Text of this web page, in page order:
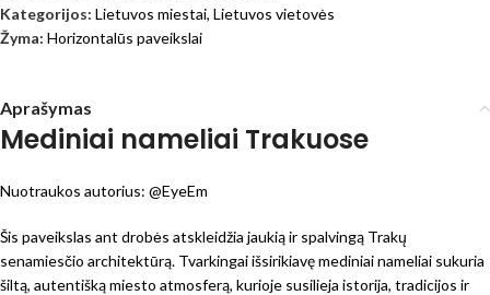
Kategorijos: Lietuvos miestai, Lietuvos vietovės
Žyma: Horizontalūs paveikslai
Aprašymas
Mediniai nameliai Trakuose
Nuotraukos autorius: @EyeEm
Šis paveikslas ant drobės atskleidžia jaukią ir spalvingą Trakų
senamiesčio architektūrą. Tvarkingai išsirikiavę mediniai nameliai sukuria
šiltą, autentišką miesto atmosferą, kurioje susilieja istorija, tradicijos ir